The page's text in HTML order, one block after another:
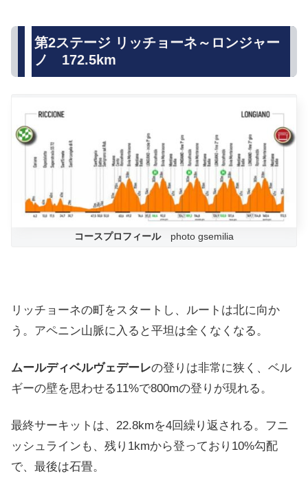
第2ステージ リッチョーネ～ロンジャー
ノ 172.5km
コースプロフィールphoto gsemilia
リッチョーネの町をスタートし、ルートは北に向か
う。アペニン山脈に入ると平坦は全くなくなる。
ムールディベルヴェデーレの登りは非常に狭く、ベル
ギーの壁を思わせる11%で800mの登りが現れる。
最終サーキットは、22.8kmを4回繰り返される。フニ
ッシュラインも、残り1kmから登っており10%勾配
で、最後は石畳。